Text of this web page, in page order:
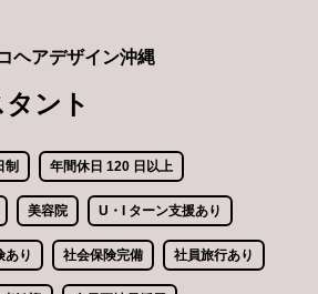
ヘアデザイン沖縄
ント
制 年間休日 120 日以上
美容院 U・I ターン支援あり
あり 社会保険完備 社員旅行あり